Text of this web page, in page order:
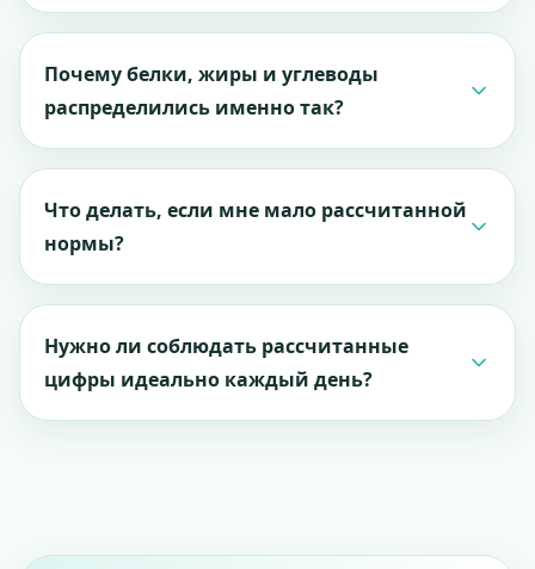
Если расчёт сделан под похудение и вы
дистанции, снижение веса обычно возможно. Но
важны не только цифры на экране, а реальная
последовательность в повседневном питании.
Почему белки, жиры и углеводы
распределились именно так?
Распределение зависит от цели, уровня
Калориум старается подбирать БЖУ не только
формально, но и практично для повседневного
питания.
Что делать, если мне мало рассчитанной
нормы?
Сильный постоянный голод — повод не терпеть
помогает небольшая корректировка
калорийности, особенно если вы активны или
тяжело переносите дефицит.
Нужно ли соблюдать рассчитанные
цифры идеально каждый день?